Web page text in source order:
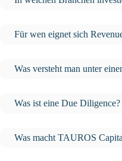
Für wen eignet sich
Was versteht man unter
Was ist eine Due Diligence?
Was macht TAUROS